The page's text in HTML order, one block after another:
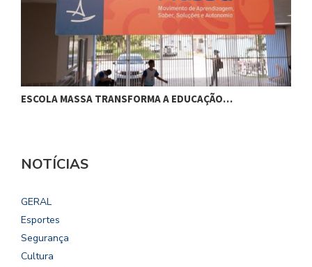
ESCOLA MASSA TRANSFORMA A EDUCAÇÃO…
NOTÍCIAS
GERAL
Esportes
Segurança
Cultura